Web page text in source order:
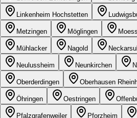
Linkenheim Hochstetten
Metzingen Möglingen
Mühlacker Nagold
Neulussheim Neunkirchen
Oberderdingen Oberhausen
Öhringen Oestringen
Pfalzgrafenweiler Pforzheim